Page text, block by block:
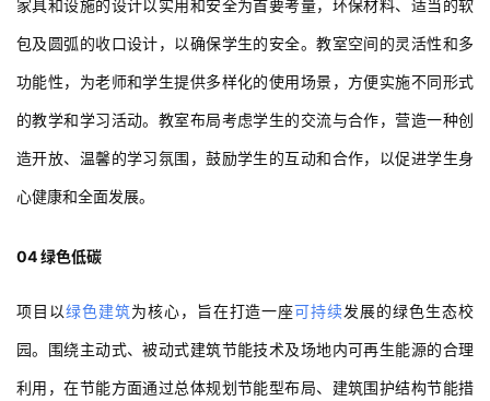
城
市
与
观
建
专
登录 注册
的教学和学习活动。教室布局考虑学生的交流与合作，营造一种创
造开放、温馨的学习氛围，鼓励学生的互动和合作，以促进学生身
心健康和全面发展。
园。围绕主动式、被动式建筑节能技术及场地内可再生能源的合理
利用，在节能方面通过总体规划节能型布局、建筑围护结构节能措
施、建筑单体平立面节能措施、建筑装修与建筑材料选材技术措
施、建筑门窗节能技术措施、建筑屋面节能技术措施等技术手段，